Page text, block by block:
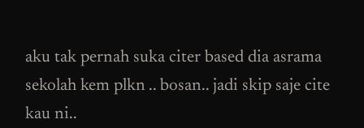
aku tak pernah suka citer based dia asrama
sekolah kem plkn .. bosan.. jadi skip saje cite
kau ni..